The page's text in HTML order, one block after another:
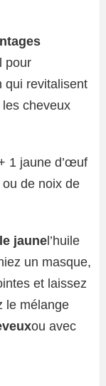
pour
qui revitalisent
cheveux
1 jaune d’œuf
ou de noix de
jaunel’huile
un masque,
et laissez
le mélange
ou avec